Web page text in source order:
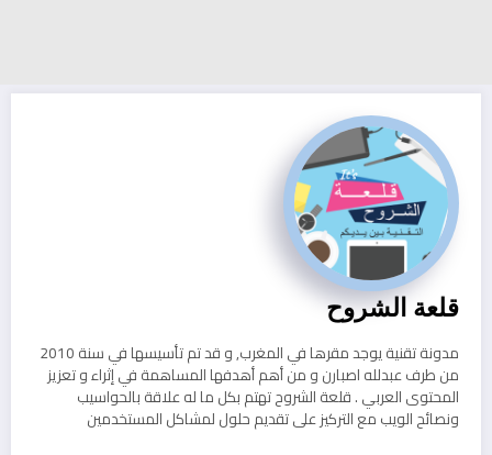
قلعة الشروح
مدونة تقنية يوجد مقرها في المغرب, و قد تم تأسيسها في سنة 2010
من طرف عبدلله اصبارن و من أهم أهدفها المساهمة في إثراء و تعزيز
المحتوى العربي . قلعة الشروح تهتم بكل ما له علاقة بالحواسيب
ونصائح الويب مع التركيز على تقديم حلول لمشاكل المستخدمين